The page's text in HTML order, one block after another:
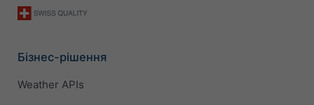
Бізнес-рішення
Weather APIs